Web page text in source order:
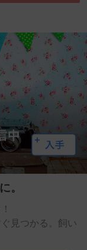
。
見つかる。飼い